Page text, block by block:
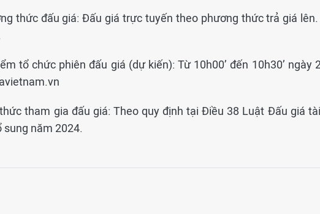
thức đấu giá: Đấu giá trực tuyến theo phương thức trả giá lên.
tổ chức phiên đấu giá (dự kiến): Từ 10h00’ đến 10h30’ ngày
tham gia đấu giá: Theo quy định tại Điều 38 Luật Đấu giá
sung năm 2024.